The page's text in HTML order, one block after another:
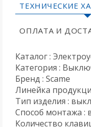
ТЕХНИЧЕСКИЕ
ОПЛАТА И
Каталог :
Категория :
Бренд : Scame
Линейка
Тип изделия :
Способ монтажа :
Количество